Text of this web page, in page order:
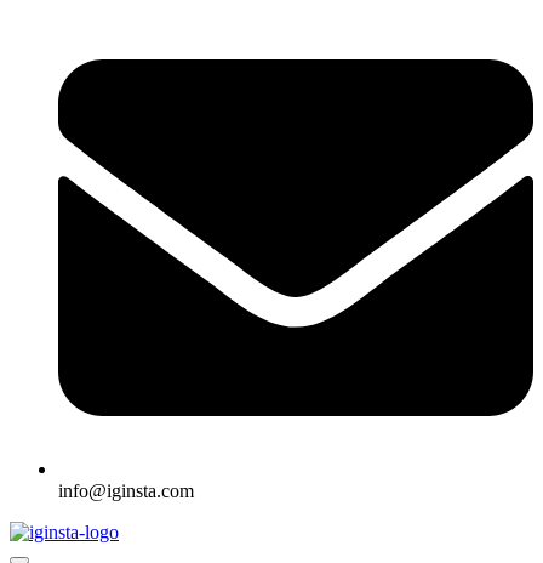
info@iginsta.com